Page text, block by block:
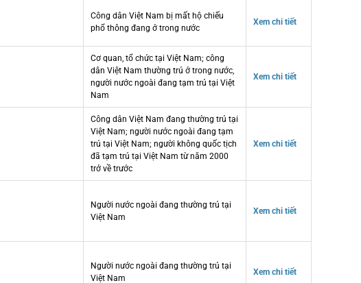
Công dân Việt Nam bị mất hộ chiếu
phổ thông đang ở trong nước
Xem chi tiết
Cơ quan, tổ chức tại Việt Nam; công
dân Việt Nam thường trú ở trong nước,
người nước ngoài đang tạm trú tại Việt
Nam
Xem chi tiết
Công dân Việt Nam đang thường trú tại
Việt Nam; người nước ngoài đang tạm
trú tại Việt Nam; người không quốc tịch
đã tạm trú tại Việt Nam từ năm 2000
trở về trước
Xem chi tiết
Người nước ngoài đang thường trú tại
Việt Nam
Xem chi tiết
Người nước ngoài đang thường trú tại
Việt Nam
Xem chi tiết